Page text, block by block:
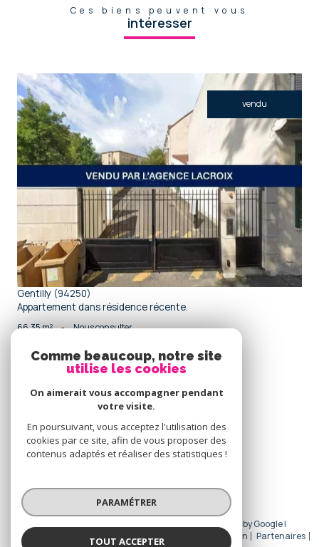
Ces biens peuvent vous
intéresser
vendu
voir le bien
Gentilly (94250)
Appartement dans résidence récente.
66,35 m² - Nous consulter
connecter
espace propriétaire
Nous
adhérons
© 2026 | Tous droits réservés | Traduction powered by Google |
Nos honoraires
Plan du site Mentions légales Admin
Partenaires
Comme beaucoup, notre site
utilise les cookies
On aimerait vous accompagner pendant
votre visite.
En poursuivant, vous acceptez l'utilisation des
cookies par ce site, afin de vous proposer des
contenus adaptés et réaliser des statistiques !
PARAMÉTRER
TOUT ACCEPTER